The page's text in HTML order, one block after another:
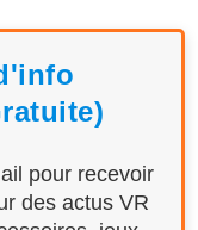
pour recevoir
des actus VR